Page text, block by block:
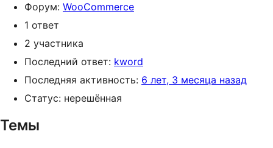
Форум: WooCommerce
1 ответ
2 участника
Последний ответ: kword
Последняя активность: 6 лет, 3 месяца назад
Статус: нерешённая
Темы